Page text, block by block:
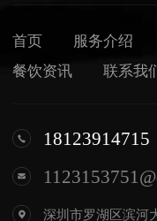
首页 服务介绍
餐饮资讯
联系我
18123914715
深圳市罗湖区滨河